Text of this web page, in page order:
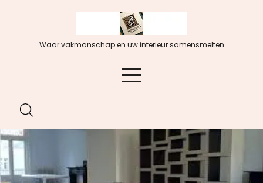
Waar vakmanschap en uw interieur samensmelten